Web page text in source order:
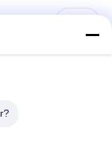
LED fixe